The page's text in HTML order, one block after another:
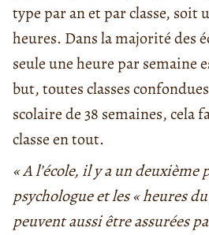
type par an et par classe, soit
heures. Dans la majorité des
seule une heure par semaine
but, toutes classes
scolaire de 38 semaines, cela
classe en tout.
« A l’école, il y a un deuxième
psychologue et les « heures
peuvent aussi être assurées